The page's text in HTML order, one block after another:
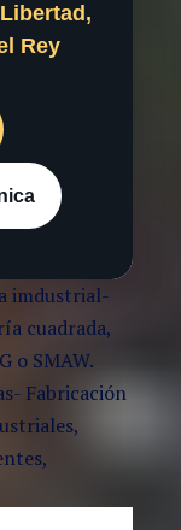
Rey
imdustrial-
cuadrada,
o SMAW.
Fabricación